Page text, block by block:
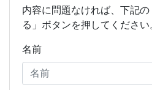
内容に問題なければ、下記
る」ボタンを押してください
名前